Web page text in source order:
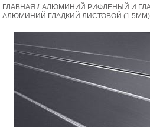
ТЕПЛИЦЫ ИЗ ПОЛИКАРБОНАТА
(ПЕЧИ,КАМИНА,БАНИ,КОТЛА).
ПОЛИКАРБОНАТ СОТОВЫЙ
САДОВЫЕ КАЧЕЛИ
ГЛАВНАЯ / АЛЮМИНИЙ РИФЛЕНЫЙ И
АЛЮМИНИЙ ГЛАДКИЙ ЛИСТОВОЙ